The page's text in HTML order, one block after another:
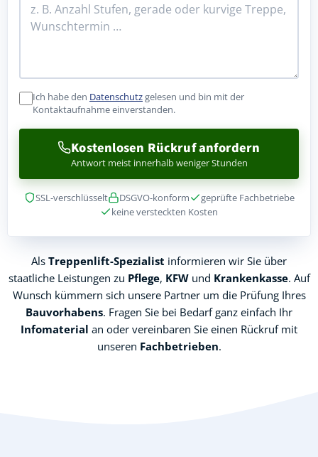
Ich habe den Datenschutzgelesen und bin mit der
Kontaktaufnahme einverstanden.
Kostenlosen Rückruf anfordern
Antwort meist innerhalb weniger Stunden
SSL-verschlüsselt DSGVO-konform
geprüfte Fachbetriebe
keine versteckten Kosten
Als Treppenlift-Spezialist informieren wir Sie über
staatliche Leistungen zu Pflege, KFWund Krankenkasse. Auf
Wunsch kümmern sich unsere Partner um die Prüfung Ihres
Bauvorhabens. Fragen Sie bei Bedarf ganz einfach Ihr
Infomaterial an oder vereinbaren Sie einen Rückruf mit
unseren Fachbetrieben.